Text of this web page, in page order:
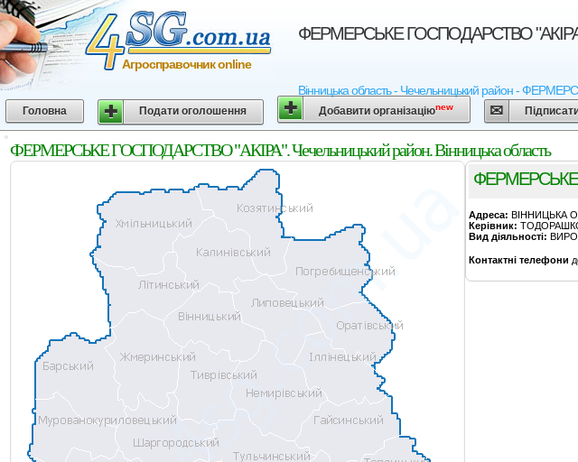
ФЕРМЕРСЬКЕ ГОСПОДАРСТВО "АКІРА".
Вінницька область - Чечельницький район -
Агросправочник online
Головна Подати оголошення Добавити організаціюnew
ФЕРМЕРСЬКЕ ГОСПОДАРСТВО "АКІРА". Чечельницький район. Вінницька область
ФЕРМЕРСЬКЕ
Адреса: ВІННИЦЬКА
Керівник:
Вид діяльності:
Контактні телефони